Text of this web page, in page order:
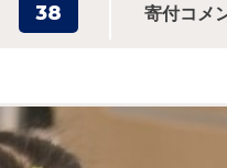
38 寄付コメ